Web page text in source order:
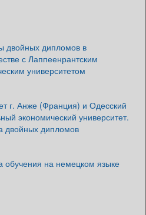
двойных дипломов в
с Лаппеенрантским
университетом
г. Анже (Франция) и Одесский
экономический университет.
двойных дипломов
обучения на немецком языке